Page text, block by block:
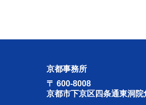
（
京都事務所
〒 600-8008
京都市下京区四条通東洞